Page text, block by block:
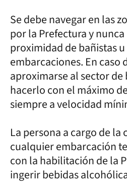
Se debe navegar en las
por la Prefectura y
proximidad de bañistas
embarcaciones. En caso
aproximarse al sector de
hacerlo con el máximo
siempre a velocidad
La persona a cargo de la
cualquier embarcación
con la habilitación de la
ingerir bebidas